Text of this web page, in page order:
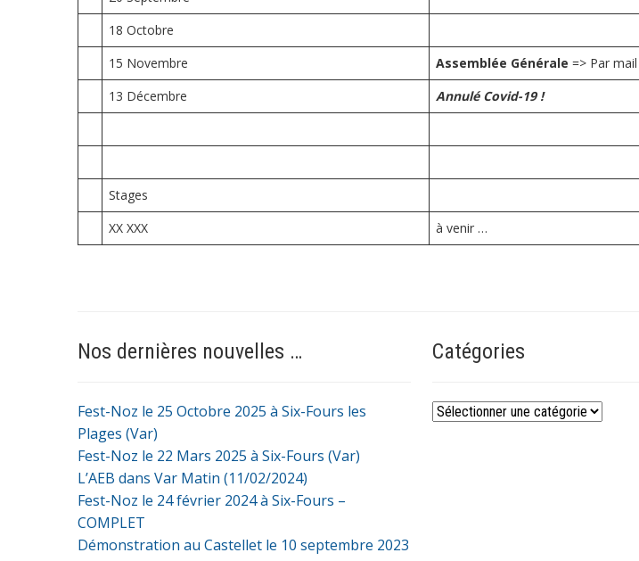
18 Octobre
15 Novembre
Assemblée Générale => Par
13 Décembre
Annulé Covid-19 !
Stages
XX XXX
à venir …
Nos dernières nouvelles …
Fest-Noz le 25 Octobre 2025 à Six-Fours les
Plages (Var)
Fest-Noz le 22 Mars 2025 à Six-Fours (Var)
L’AEB dans Var Matin (11/02/2024)
Fest-Noz le 24 février 2024 à Six-Fours –
COMPLET
Démonstration au Castellet le 10 septembre 2023
Catégories
Catégories